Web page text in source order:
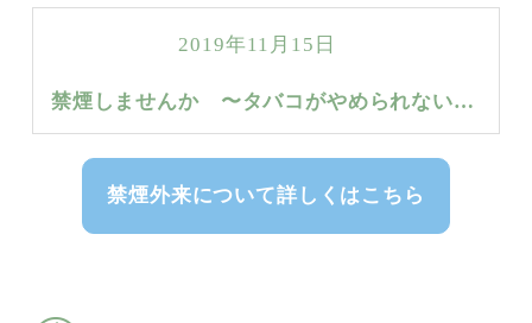
2019年11月15日
禁煙しませんか 〜タバコがやめられないあなたは、ニコチン依存症です〜
禁煙外来について詳しくはこちら